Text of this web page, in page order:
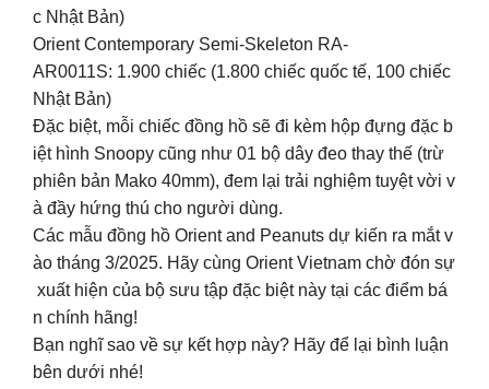
c Nhật Bản)
Orient Contemporary Semi-Skeleton RA-
AR0011S: 1.900 chiếc (1.800 chiếc quốc tế, 100 chiếc
Nhật Bản)
Đặc biệt, mỗi chiếc đồng hồ sẽ đi kèm hộp đựng đặc b
iệt hình Snoopy cũng như 01 bộ dây đeo thay thế (trừ
phiên bản Mako 40mm), đem lại trải nghiệm tuyệt vời v
à đầy hứng thú cho người dùng.
Các mẫu đồng hồ Orient and Peanuts dự kiến ra mắt v
ào tháng 3/2025. Hãy cùng Orient Vietnam chờ đón sự
xuất hiện của bộ sưu tập đặc biệt này tại các điểm bá
n chính hãng!
Bạn nghĩ sao về sự kết hợp này? Hãy để lại bình luận
bên dưới nhé!